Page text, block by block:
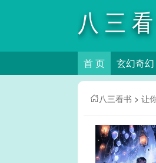
八三
首 页 玄幻奇幻
八三看书 > 让